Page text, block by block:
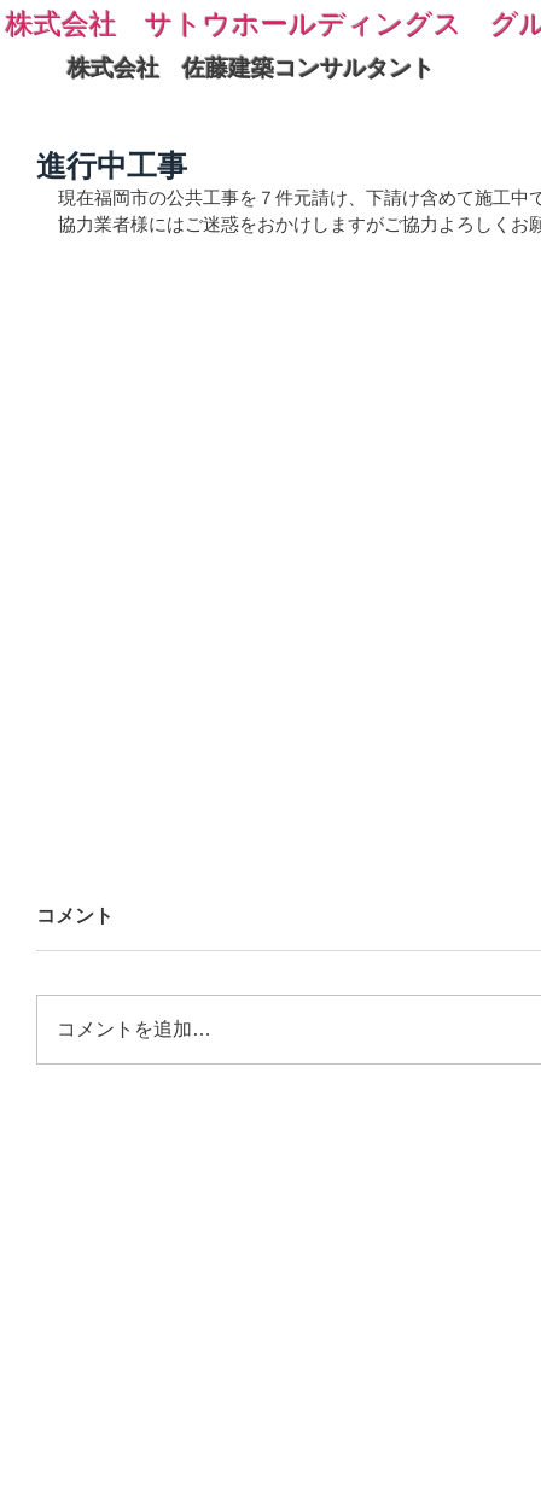
株式会社 サトウホールディングス グ
株式会社 佐藤建築コンサルタント
進行中工事
現在福岡市の公共工事を７件元請け、下請け含めて施工中
協力業者様にはご迷惑をおかけしますがご協力よろしくお
コメント
コメントを追加…